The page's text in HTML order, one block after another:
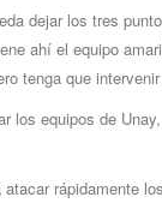
dejar los tres
ahí el equipo
tenga que
los equipos de
rápidamente